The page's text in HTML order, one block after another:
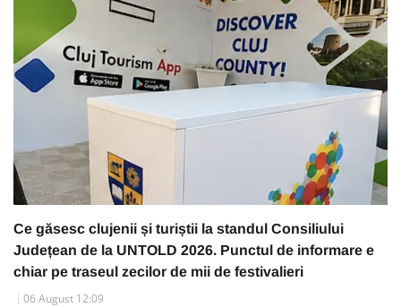
Ce găsesc clujenii și turiștii la standul Consiliului
Județean de la UNTOLD 2026. Punctul de informare e
chiar pe traseul zecilor de mii de festivalieri
06 August 12:09